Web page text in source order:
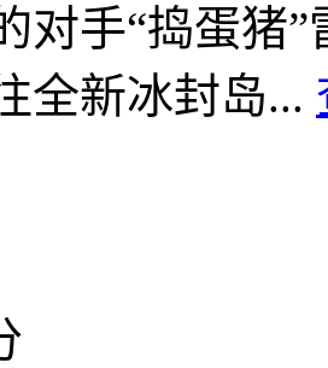
对手“捣蛋猪
全新冰封岛...